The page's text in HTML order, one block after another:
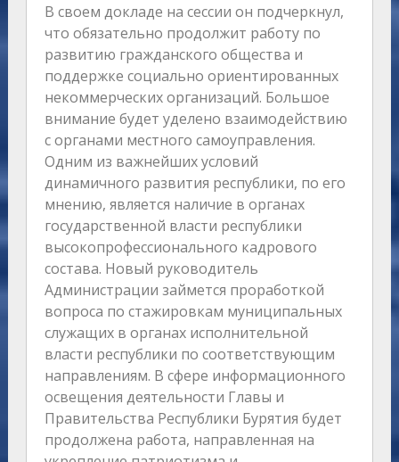
В своем докладе на сессии он подчеркнул,
что обязательно продолжит работу по
развитию гражданского общества и
поддержке социально ориентированных
некоммерческих организаций. Большое
внимание будет уделено взаимодействию
с органами местного самоуправления.
Одним из важнейших условий
динамичного развития республики, по его
мнению, является наличие в органах
государственной власти республики
высокопрофессионального кадрового
состава. Новый руководитель
Администрации займется проработкой
вопроса по стажировкам муниципальных
служащих в органах исполнительной
власти республики по соответствующим
направлениям. В сфере информационного
освещения деятельности Главы и
Правительства Республики Бурятия будет
продолжена работа, направленная на